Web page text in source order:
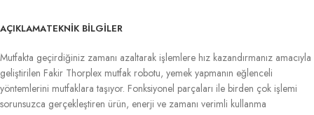
AÇIKLAMATEKNİK BİLGİLER
Mutfakta geçirdiğiniz zamanı azaltarak işlemlere hız kazandırmanız amacıyla
geliştirilen Fakir Thorplex mutfak robotu, yemek yapmanın eğlenceli
yöntemlerini mutfaklara taşıyor. Fonksiyonel parçaları ile birden çok işlemi
sorunsuzca gerçekleştiren ürün, enerji ve zamanı verimli kullanma